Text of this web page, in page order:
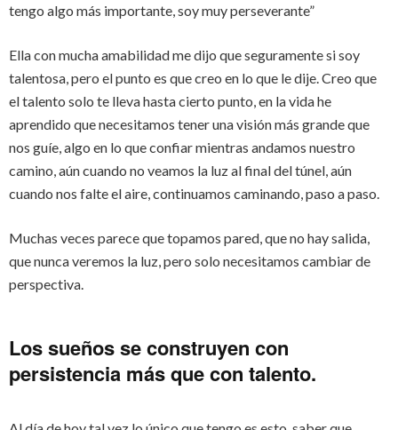
tengo algo más importante, soy muy perseverante”
Ella con mucha amabilidad me dijo que seguramente si soy
talentosa, pero el punto es que creo en lo que le dije. Creo que
el talento solo te lleva hasta cierto punto, en la vida he
aprendido que necesitamos tener una visión más grande que
nos guíe, algo en lo que confiar mientras andamos nuestro
camino, aún cuando no veamos la luz al final del túnel, aún
cuando nos falte el aire, continuamos caminando, paso a paso.
Muchas veces parece que topamos pared, que no hay salida,
que nunca veremos la luz, pero solo necesitamos cambiar de
perspectiva.
Los sueños se construyen con
persistencia más que con talento.